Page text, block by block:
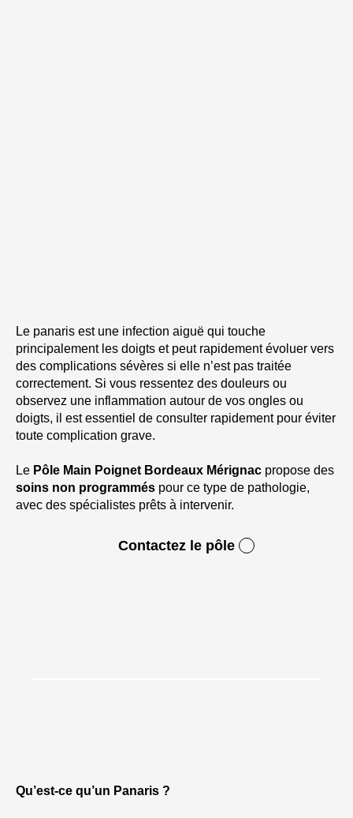
Le panaris est une infection aiguë qui touche
principalement les doigts et peut rapidement évoluer vers
des complications sévères si elle n’est pas traitée
correctement. Si vous ressentez des douleurs ou
observez une inflammation autour de vos ongles ou
doigts, il est essentiel de consulter rapidement pour éviter
toute complication grave.
Le Pôle Main Poignet Bordeaux Mérignac propose des
soins non programmés pour ce type de pathologie,
avec des spécialistes prêts à intervenir.
Contactez le pôle
Qu’est-ce qu’un Panaris ?